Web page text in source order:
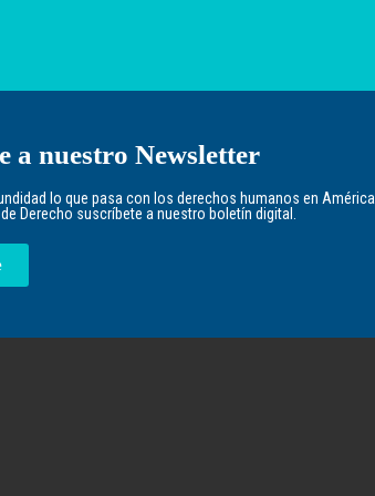
a nuestro Newsletter
lo que pasa con los derechos humanos en América
Derecho suscríbete a nuestro boletín digital.